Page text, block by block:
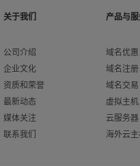
关于我们
公司介绍
企业文化
资质和荣誉
最新动态
媒体关注
联系我们
产品与
域名优惠
域名注册
域名交易
虚拟主机
云服务器
海外云